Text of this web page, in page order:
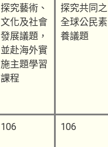
探究藝術、
文化及社會
發展議題，
並赴海外實
施主題學習
課程
探究共同之
全球公民素
養議題
106 106